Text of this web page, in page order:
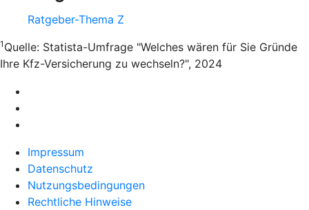
Ratgeber-Thema Z
1 Quelle: Statista-Umfrage "Welches wären für Sie Gründe
Ihre Kfz-Versicherung zu wechseln?", 2024
Impressum
Datenschutz
Nutzungsbedingungen
Rechtliche Hinweise